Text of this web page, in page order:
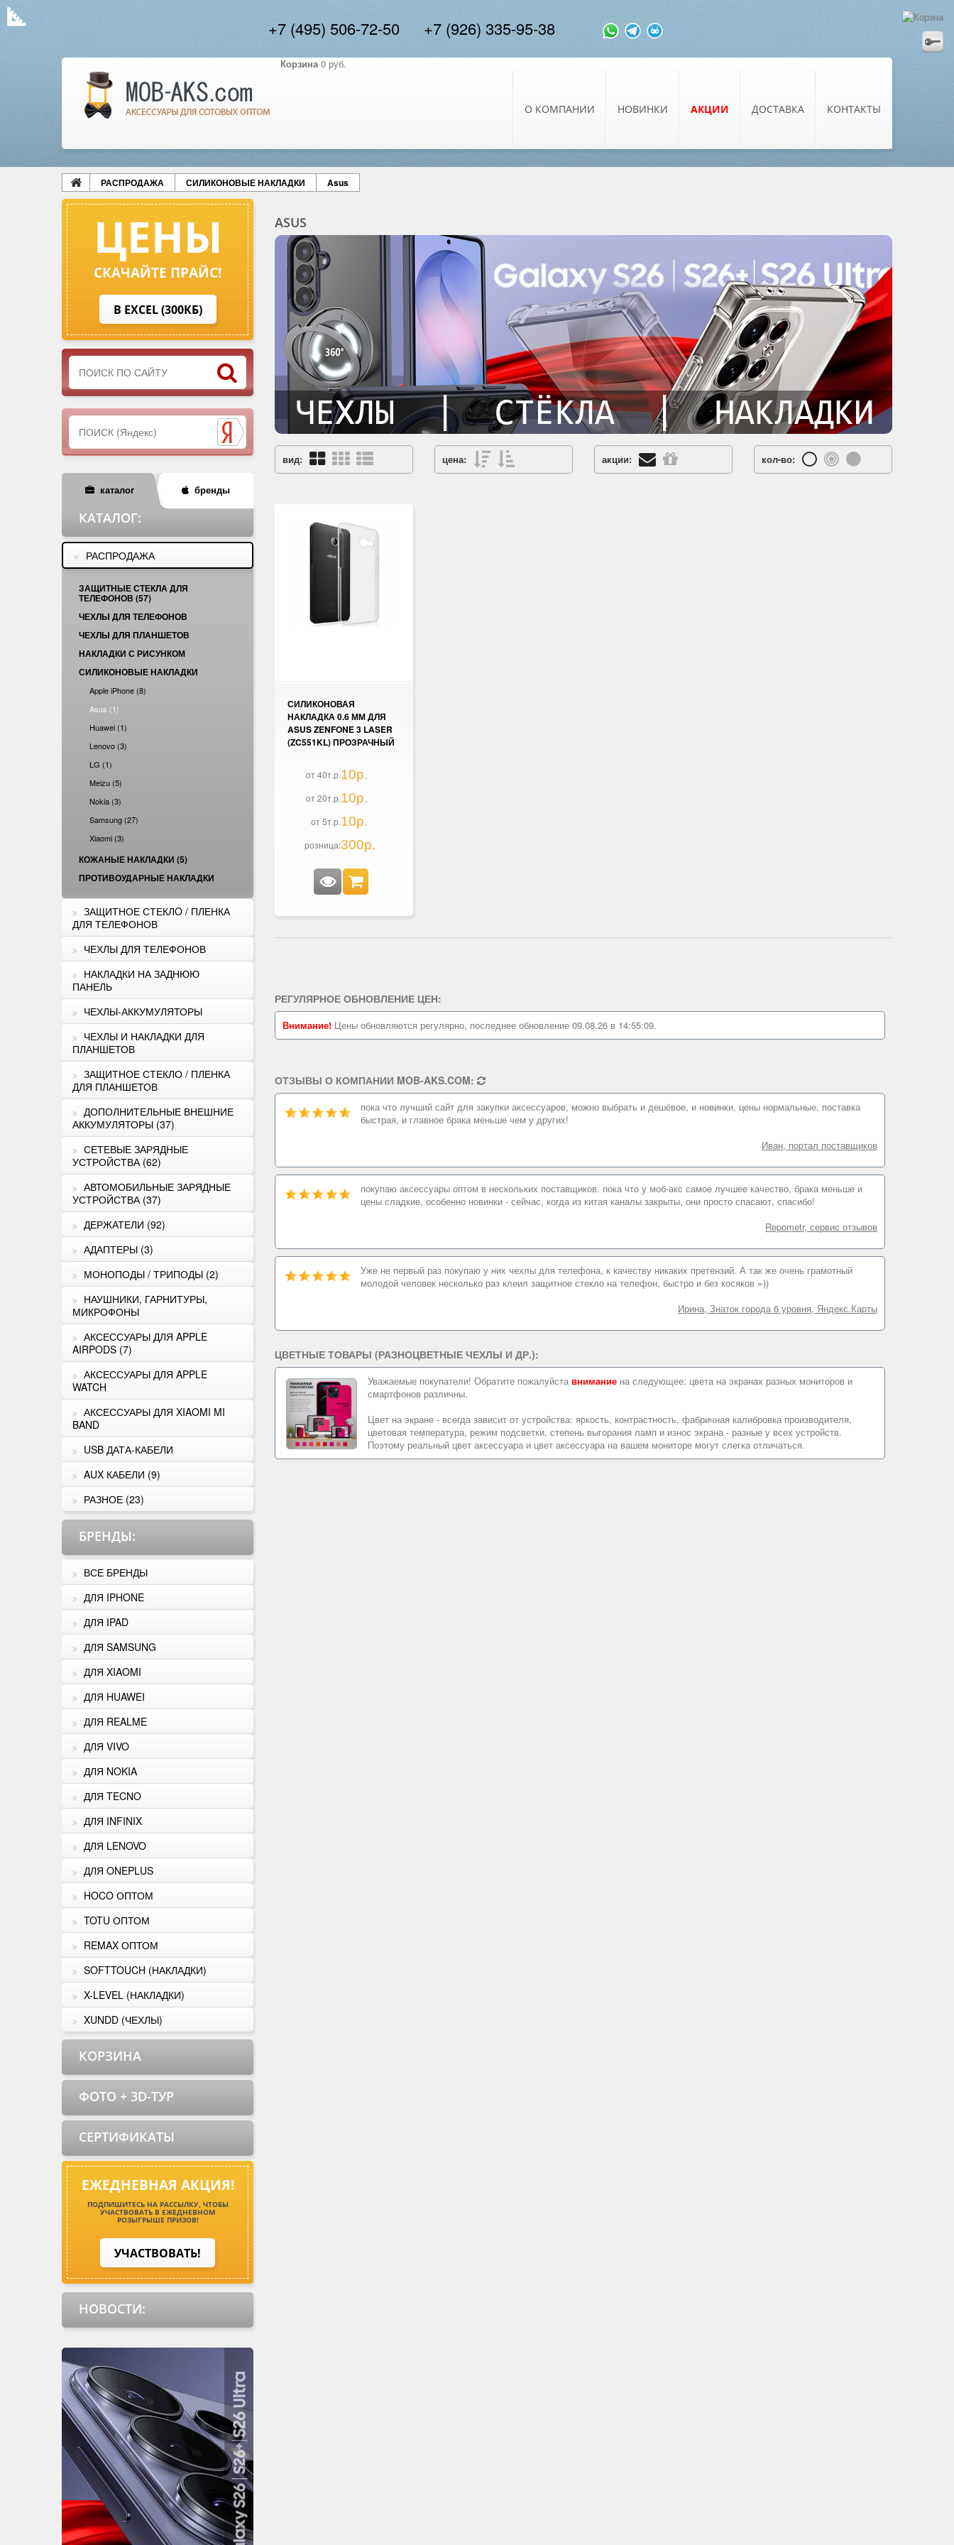
+7 (495) 506-72-50 +7 (926) 335-95-38
Корзина 0 руб.
О КОМПАНИИ НОВИНКИ АКЦИИ ДОСТАВКА КОНТАКТЫ
РАСПРОДАЖА СИЛИКОНОВЫЕ НАКЛАДКИ Asus
ЦЕНЫ
СКАЧАЙТЕ ПРАЙС!
В EXCEL (300КБ)
каталог бренды
КАТАЛОГ:
РАСПРОДАЖА
ЗАЩИТНЫЕ СТЕКЛА ДЛЯ
ТЕЛЕФОНОВ (57)
ЧЕХЛЫ ДЛЯ ТЕЛЕФОНОВ
ЧЕХЛЫ ДЛЯ ПЛАНШЕТОВ
НАКЛАДКИ С РИСУНКОМ
СИЛИКОНОВЫЕ НАКЛАДКИ
Apple iPhone (8)
Asus (1)
Huawei (1)
Lenovo (3)
LG (1)
Meizu (5)
Nokia (3)
Samsung (27)
Xiaomi (3)
КОЖАНЫЕ НАКЛАДКИ (5)
ПРОТИВОУДАРНЫЕ НАКЛАДКИ
ЗАЩИТНОЕ СТЕКЛO / ПЛЕНКА
ДЛЯ ТЕЛЕФОНОВ
ЧЕХЛЫ ДЛЯ ТЕЛЕФОНОВ
НАКЛАДКИ НА ЗАДНЮЮ
ПАНЕЛЬ
ЧЕХЛЫ-АККУМУЛЯТОРЫ
ЧЕХЛЫ И НАКЛАДКИ ДЛЯ
ПЛАНШЕТОВ
ЗАЩИТНОЕ СТЕКЛО / ПЛЕНКА
ДЛЯ ПЛАНШЕТОВ
ДОПОЛНИТЕЛЬНЫЕ ВНЕШНИЕ
АККУМУЛЯТОРЫ (37)
СЕТЕВЫЕ ЗАРЯДНЫЕ
УСТРОЙСТВА (62)
АВТОМОБИЛЬНЫЕ ЗАРЯДНЫЕ
УСТРОЙСТВА (37)
ДЕРЖАТЕЛИ (92)
АДАПТЕРЫ (3)
МОНОПОДЫ / ТРИПОДЫ (2)
НАУШНИКИ, ГАРНИТУРЫ,
МИКРОФОНЫ
АКСЕССУАРЫ ДЛЯ APPLE
AIRPODS (7)
АКСЕССУАРЫ ДЛЯ APPLE
WATCH
АКСЕССУАРЫ ДЛЯ XIAOMI MI
BAND
USB ДАТА-КАБЕЛИ
AUX КАБЕЛИ (9)
РАЗНОЕ (23)
БРЕНДЫ:
ВСЕ БРЕНДЫ
ДЛЯ IPHONE
ДЛЯ IPAD
ДЛЯ SAMSUNG
ДЛЯ XIAOMI
ДЛЯ HUAWEI
ДЛЯ REALME
ДЛЯ VIVO
ДЛЯ NOKIA
ДЛЯ TECNO
ДЛЯ INFINIX
ДЛЯ LENOVO
ДЛЯ ONEPLUS
HOCO ОПТОМ
TOTU ОПТОМ
REMAX ОПТОМ
SOFTTOUCH (НАКЛАДКИ)
X-LEVEL (НАКЛАДКИ)
XUNDD (ЧЕХЛЫ)
КОРЗИНА
ФОТО + 3D-ТУР
СЕРТИФИКАТЫ
ЕЖЕДНЕВНАЯ АКЦИЯ!
ПОДПИШИТЕСЬ НА РАССЫЛКУ, ЧТОБЫ
УЧАСТВОВАТЬ В ЕЖЕДНЕВНОМ
РОЗЫГРЫШЕ ПРИЗОВ!
УЧАСТВОВАТЬ!
НОВОСТИ:
ASUS
вид: цена: акции: кол-во:
СИЛИКОНОВАЯ
НАКЛАДКА 0.6 ММ ДЛЯ
ASUS ZENFONE 3 LASER
(ZC551KL) ПРОЗРАЧНЫЙ
от 40т.р.10р.
от 20т.р.10р.
от 5т.р.10р.
розница:300р.
РЕГУЛЯРНОЕ ОБНОВЛЕНИЕ ЦЕН:
Внимание! Цены обновляются регулярно, последнее обновление 09.08.26 в 14:55:09.
ОТЗЫВЫ О КОМПАНИИ MOB-AKS.COM:
пока что лучший сайт для закупки аксессуаров, можно выбрать и дешёвое, и новинки, цены нормальные, поставка
быстрая, и главное брака меньше чем у других!
Иван, портал поставщиков
покупаю аксессуары оптом в нескольких поставщиков. пока что у моб-акс самое лучшее качество, брака меньше и
цены сладкие, особенно новинки - сейчас, когда из китая каналы закрыты, они просто спасают, спасибо!
Repometr, сервис отзывов
Уже не первый раз покупаю у них чехлы для телефона, к качеству никаких претензий. А так же очень грамотный
молодой человек несколько раз клеил защитное стекло на телефон, быстро и без косяков =))
Ирина, Знаток города 6 уровня, Яндекс.Карты
ЦВЕТНЫЕ ТОВАРЫ (РАЗНОЦВЕТНЫЕ ЧЕХЛЫ И ДР.):
Уважаемые покупатели! Обратите пожалуйста внимание на следующее: цвета на экранах разных мониторов и
смартфонов различны.
Цвет на экране - всегда зависит от устройства: яркость, контрастность, фабричная калибровка производителя,
цветовая температура, режим подсветки, степень выгорания ламп и износ экрана - разные у всех устройств.
Поэтому реальный цвет аксессуара и цвет аксессуара на вашем мониторе могут слегка отличаться.